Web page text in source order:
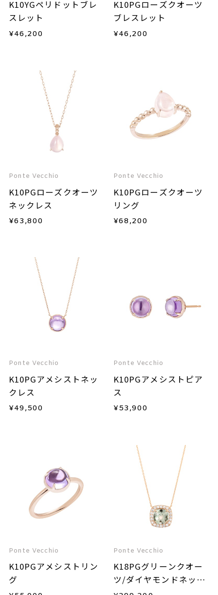
K10YGペリドットブレ
スレット
¥46,200
K10PGローズクオーツ
ブレスレット
¥46,200
Ponte Vecchio
K10PGローズクオーツ
ネックレス
¥63,800
Ponte Vecchio
K10PGローズクオーツ
リング
¥68,200
Ponte Vecchio
K10PGアメシストネッ
クレス
¥49,500
Ponte Vecchio
K10PGアメシストピア
ス
¥53,900
Ponte Vecchio
K10PGアメシストリン
グ
Ponte Vecchio
K18PGグリーンクオー
ツ/ダイヤモンドネック
レス